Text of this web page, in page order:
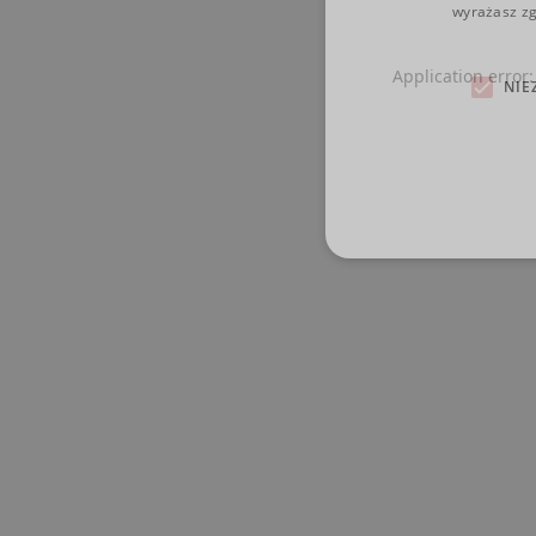
Application
wyrażasz